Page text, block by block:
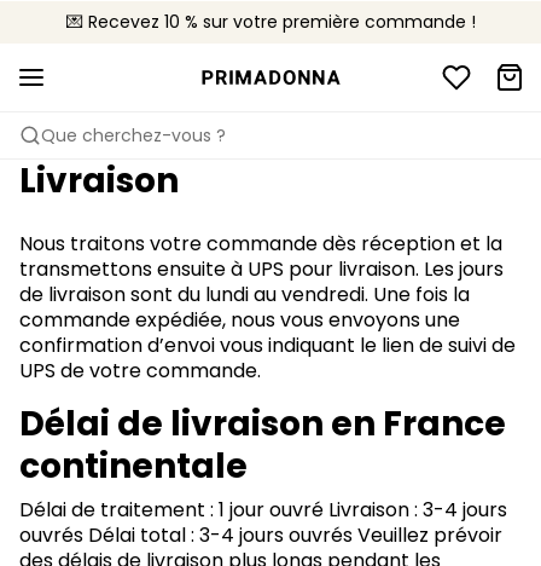
💌 Recevez 10 % sur votre première commande !
🚚 Livraison gratuite à partir de 90€
📦 Retours gratuits
Que cherchez-vous ?
Livraison
Nous traitons votre commande dès réception et la
transmettons ensuite à UPS pour livraison. Les jours
de livraison sont du lundi au vendredi. Une fois la
commande expédiée, nous vous envoyons une
confirmation d’envoi vous indiquant le lien de suivi de
UPS de votre commande.
Délai de livraison en France
continentale
Délai de traitement : 1 jour ouvré Livraison : 3-4 jours
ouvrés Délai total : 3-4 jours ouvrés Veuillez prévoir